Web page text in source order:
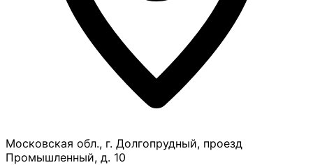
Московская обл., г. Долгопрудный, проезд
Промышленный, д. 10